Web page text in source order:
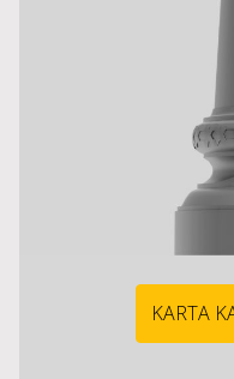
KARTA